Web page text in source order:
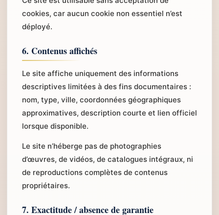
cookies, car aucun cookie non essentiel n’est
déployé.
6. Contenus affichés
Le site affiche uniquement des informations
descriptives limitées à des fins documentaires :
nom, type, ville, coordonnées géographiques
approximatives, description courte et lien officiel
lorsque disponible.
Le site n’héberge pas de photographies
d’œuvres, de vidéos, de catalogues intégraux, ni
de reproductions complètes de contenus
propriétaires.
7. Exactitude / absence de garantie